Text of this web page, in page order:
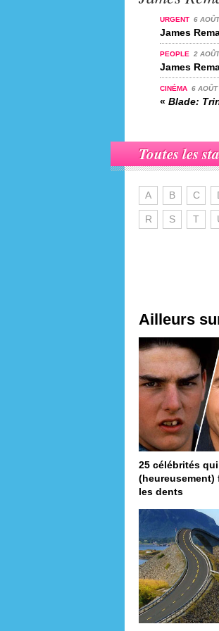
URGENT 6
James
PEOPLE 2
James
CINÉMA 6
« Blade:
Toutes les
A B C
R S T
Ailleurs
25 célébrités
(heureusement)
les dents